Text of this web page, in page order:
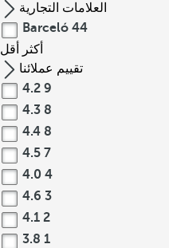
العلامات التجارية
Barceló 44
أكثر
أقل
تقييم عملائنا
4.2 9
4.3 8
4.4 8
4.5 7
4.0 4
4.6 3
4.1 2
3.8 1